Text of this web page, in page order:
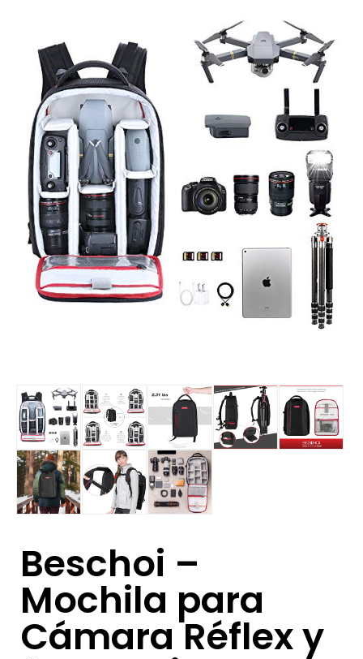
Beschoi –
Mochila para
Cámara Réflex y